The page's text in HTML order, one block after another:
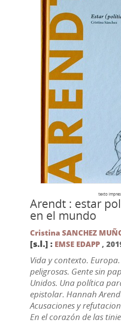
texto
Arendt : estar
en el mundo
Cristina SANCHEZ
[s.l.] : EMSE EDAPP,
Vida y contexto.
peligrosas. Gente sin
Unidos. Una política
epistolar. Hannah
Acusaciones y
En el corazón de las